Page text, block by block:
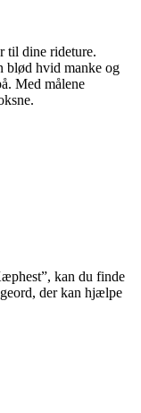
til dine rideture.
blød hvid manke og
Med målene
kan du finde
der kan hjælpe